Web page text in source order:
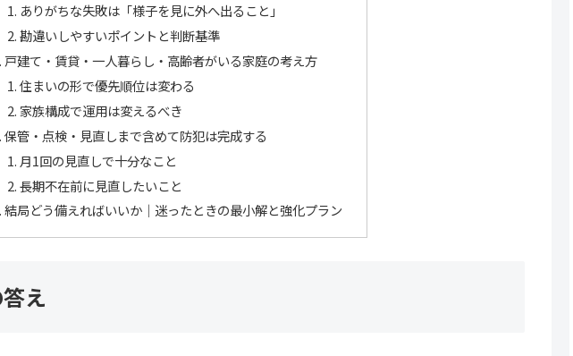
ありがちな失敗は「様子を見に外へ出ること」
勘違いしやすいポイントと判断基準
戸建て・賃貸・一人暮らし・高齢者がいる家庭の考え方
住まいの形で優先順位は変わる
家族構成で運用は変えるべき
保管・点検・見直しまで含めて防犯は完成する
月1回の見直しで十分なこと
長期不在前に見直したいこと
結局どう備えればいいか｜迷ったときの最小解と強化プラン
え